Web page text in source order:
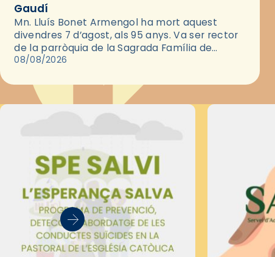
Gaudí
Mn. Lluís Bonet Armengol ha mort aquest
divendres 7 d’agost, als 95 anys. Va ser rector
de la parròquia de la Sagrada Família de
Barcelona durant 25 anys, entre 1993 i 2018,…
08/08/2026